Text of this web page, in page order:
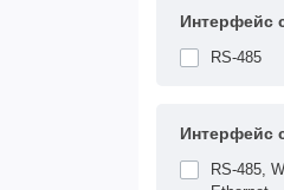
Интерфейс
RS-485
Интерфейс
RS-485,